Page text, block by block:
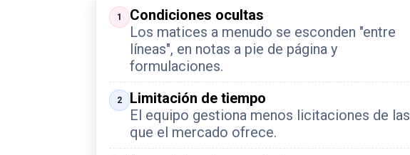
1
Condiciones ocultas
Los matices a menudo se esconden "entre
líneas", en notas a pie de página y
formulaciones.
2
Limitación de tiempo
El equipo gestiona menos licitaciones de las
que el mercado ofrece.